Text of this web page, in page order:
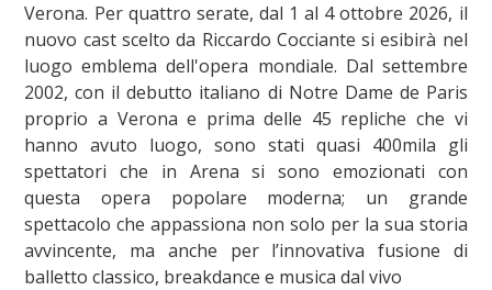
Verona. Per quattro serate, dal 1 al 4 ottobre 2026, il
nuovo cast scelto da Riccardo Cocciante si esibirà nel
luogo emblema dell'opera mondiale. Dal settembre
2002, con il debutto italiano di Notre Dame de Paris
proprio a Verona e prima delle 45 repliche che vi
hanno avuto luogo, sono stati quasi 400mila gli
spettatori che in Arena si sono emozionati con
questa opera popolare moderna; un grande
spettacolo che appassiona non solo per la sua storia
avvincente, ma anche per l’innovativa fusione di
balletto classico, breakdance e musica dal vivo